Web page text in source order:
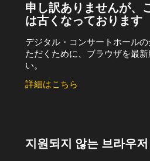
申し訳ありませんが、
は古くなっております
デジタル・コンサートホール
ただくために、ブラウザを最
い。
詳細はこちら
지원되지 않는 브라우